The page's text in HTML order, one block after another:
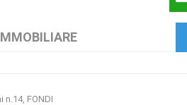
n.14, FONDI